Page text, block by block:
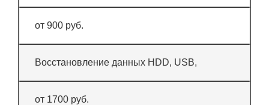
от 900 руб.
Восстановление данных HDD, USB,
от 1700 руб.